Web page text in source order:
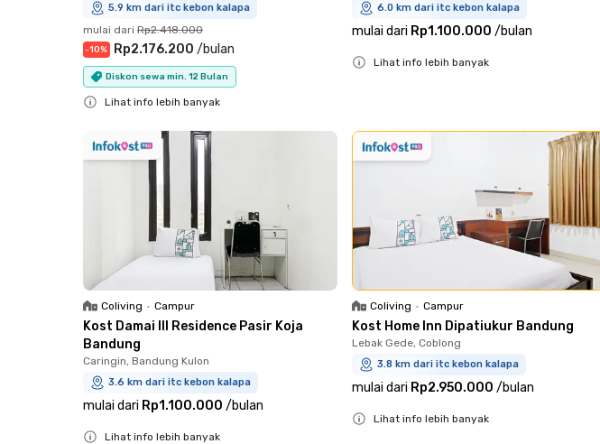
5.9 km dari itc kebon kalapa
mulai dari Rp2.418.000
-10% Rp2.176.200 /bulan
Diskon sewa min. 12 Bulan
Lihat info lebih banyak
6.0 km dari itc kebon kalapa
mulai dari Rp1.100.000 /bulan
Lihat info lebih banyak
Coliving • Campur
Kost Damai III Residence Pasir Koja
Bandung
Caringin, Bandung Kulon
3.6 km dari itc kebon kalapa
mulai dari Rp1.100.000 /bulan
Lihat info lebih banyak
Coliving • Campur
Kost Home Inn Dipatiukur Bandung
Lebak Gede, Coblong
3.8 km dari itc kebon kalapa
mulai dari Rp2.950.000 /bulan
Lihat info lebih banyak